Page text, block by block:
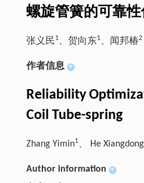
螺旋管簧的可靠
张义民1、贺向东1、闻邦椿2
作者信息 +
Reliability
Coil Tube-spring
Zhang Yimin1、 He Xiangdong
Author information +